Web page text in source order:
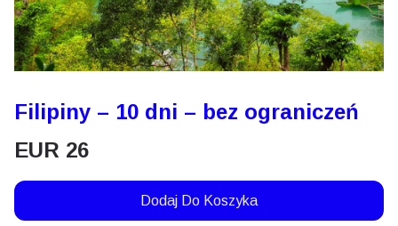
Filipiny – 10 dni – bez ograniczeń
EUR 26
Dodaj Do Koszyka